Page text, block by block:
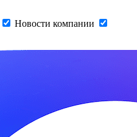
Новости компании